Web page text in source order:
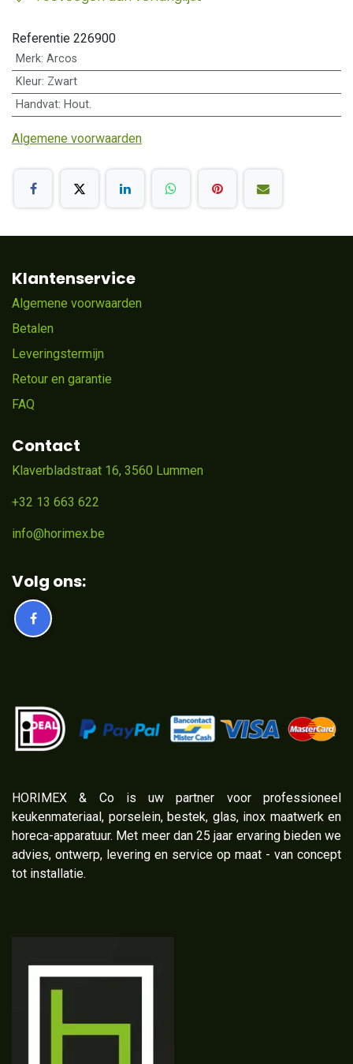
Referentie 226900
Merk: Arcos
Kleur: Zwart
Handvat: Hout.
Algemene voorwaarden
Klantenservice
Algemene voorwaarden
Betalen
Leveringstermijn
Retour en garantie
FAQ
Contact
Klaverbladstraat 16, 3560 Lummen
+32 13 663 622
info@horimex.be
Volg ons:
​HORIMEX & Co is uw partner voor professioneel
keukenmateriaal, porselein, bestek, glas, inox maatwerk en
horeca-apparatuur. Met meer dan 25 jaar ervaring bieden we
advies, ontwerp, levering en service op maat - van concept
tot installatie.